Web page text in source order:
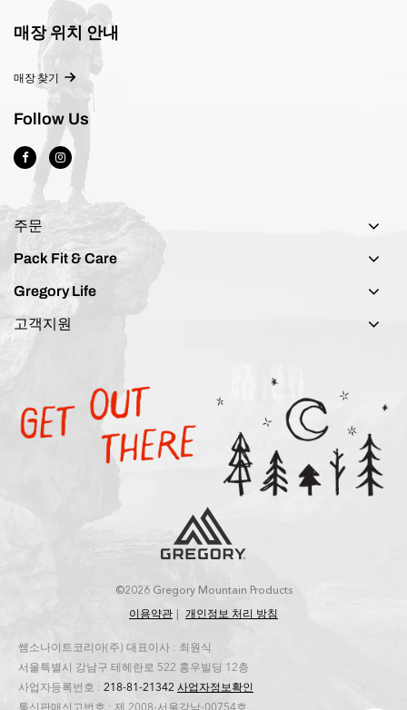
매장 위치 안내
매장 찾기
Follow Us
주문
Pack Fit & Care
Gregory Life
고객지원
©2026 Gregory Mountain Products
이용약관
개인정보 처리 방침
쌤소나이트코리아(주) 대표이사 : 최원식
서울특별시 강남구 테헤란로 522 홍우빌딩 12층
사업자등록번호 : 218-81-21342 사업자정보확인